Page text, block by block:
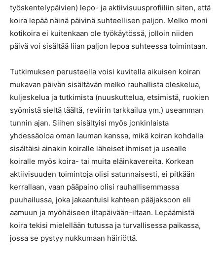
työskentelypäivien) lepo- ja aktiivisuusprofiiliin siten, että
koira lepää näinä päivinä suhteellisen paljon. Melko moni
kotikoira ei kuitenkaan ole työkäytössä, jolloin niiden
päivä voi sisältää liian paljon lepoa suhteessa toimintaan.
Tutkimuksen perusteella voisi kuvitella aikuisen koiran
mukavan päivän sisältävän melko rauhallista oleskelua,
kuljeskelua ja tutkimista (nuuskuttelua, etsimistä, ruokien
syömistä sieltä täältä, reviirin tarkkailua ym.) useamman
tunnin ajan. Siihen sisältyisi myös jonkinlaista
yhdessäoloa oman lauman kanssa, mikä koiran kohdalla
sisältäisi ainakin koiralle läheiset ihmiset ja usealle
koiralle myös koira- tai muita eläinkavereita. Korkean
aktiivisuuden toimintoja olisi satunnaisesti, ei pitkään
kerrallaan, vaan pääpaino olisi rauhallisemmassa
puuhailussa, joka jakaantuisi kahteen pääjaksoon eli
aamuun ja myöhäiseen iltapäivään-iltaan. Lepäämistä
koira tekisi mielellään tutussa ja turvallisessa paikassa,
jossa se pystyy nukkumaan häiriöttä.